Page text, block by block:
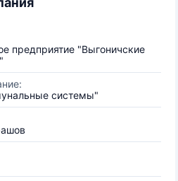
предприятие "Выгоничские
системы"